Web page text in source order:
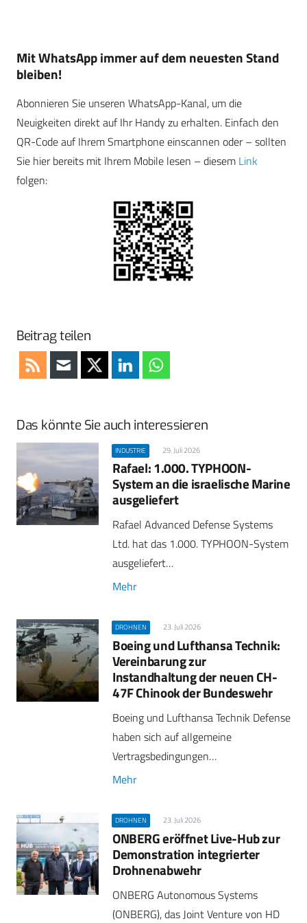
Mit WhatsApp immer auf dem neuesten Stand
bleiben!
Abonnieren Sie unseren WhatsApp-Kanal, um die
Neuigkeiten direkt auf Ihr Handy zu erhalten. Einfach den
QR-Code auf Ihrem Smartphone einscannen oder – sollten
Sie hier bereits mit Ihrem Mobile lesen – diesem Link
folgen:
Beitrag teilen
Das könnte Sie auch interessieren
INDUSTRIE 29. Juli 2026
Rafael: 1.000. TYPHOON-
System an die israelische Marine
ausgeliefert
Rafael Advanced Defense Systems
Ltd. hat das 1.000. TYPHOON-System
ausgeliefert…
Mehr
DROHNEN 23. Juli 2026
Boeing und Lufthansa Technik:
Vereinbarung zur
Instandhaltung der neuen CH-
47F Chinook der Bundeswehr
Boeing und Lufthansa Technik Defense
haben sich auf allgemeine
Vertragsbedingungen…
Mehr
DROHNEN 23. Juli 2026
ONBERG eröffnet Live-Hub zur
Demonstration integrierter
Drohnenabwehr
ONBERG Autonomous Systems
(ONBERG), das Joint Venture von HD